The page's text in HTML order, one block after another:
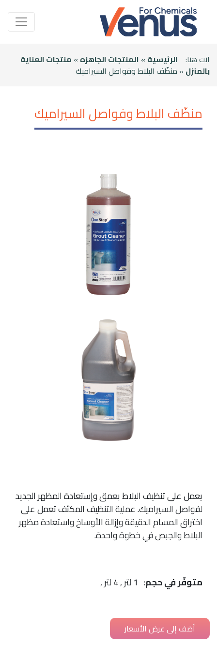
انت هنا: الرئيسية » المنتجات الجاهزه » منتجات العناية
بالمنزل » منظّف البلاط وفواصل السيراميك
منظّف البلاط وفواصل السيراميك
يعمل على تنظيف البلاط بعمق وإستعادة المظهر الجديد
لفواصل السيراميك. عملية التنظيف المكثف تعمل على
اختراق المسام الدقيقة وإزالة الأوساخ واستعادة مظهر
البلاط والجبص في خطوة واحدة.
متوفّر في حجم: 1 لتر , 4 لتر ,